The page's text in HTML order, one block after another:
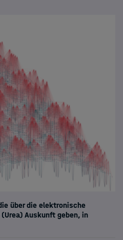
über die elektronische
Auskunft geben, in